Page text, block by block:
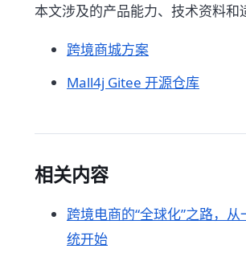
本文涉及的产品能力、技术资料和
跨境商城方案
Mall4j Gitee 开源仓库
相关内容
跨境电商的“全球化”之路，
统开始